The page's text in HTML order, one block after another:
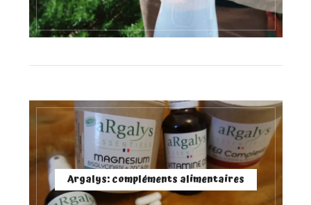
Argalys: compléments alimentaires